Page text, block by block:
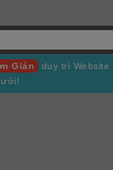
Giản duy trì Website